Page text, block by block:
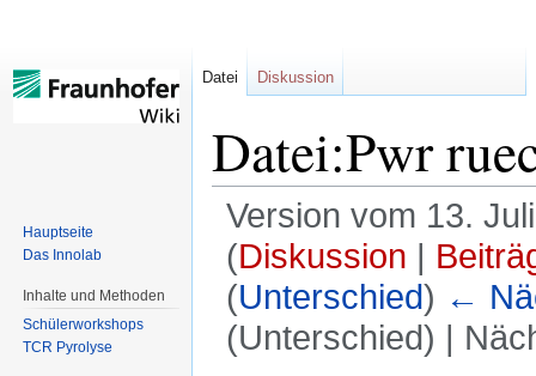
Datei:Pwr
Version vom 13.
(Diskussion |
(Unterschied) ←
(Unterschied) |
Datei Diskussion
Hauptseite
Das Innolab
Inhalte und Methoden
Schülerworkshops
TCR Pyrolyse